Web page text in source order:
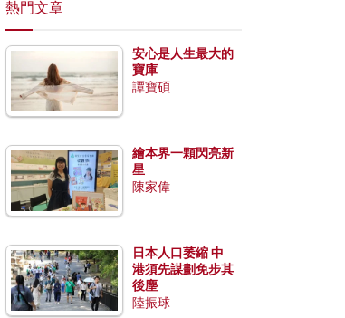
熱門文章
安心是人生最大的
寶庫
譚寶碩
繪本界一顆閃亮新
星
陳家偉
日本人口萎縮 中
港須先謀劃免步其
後塵
陸振球